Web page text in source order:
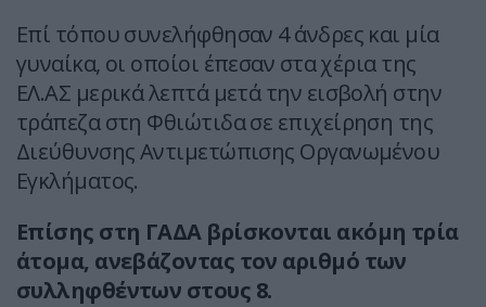
Επί τόπου συνελήφθησαν 4 άνδρες και μία
γυναίκα, οι οποίοι έπεσαν στα χέρια της
ΕΛ.ΑΣ μερικά λεπτά μετά την εισβολή στην
τράπεζα στη Φθιώτιδα σε επιχείρηση της
Διεύθυνσης Αντιμετώπισης Οργανωμένου
Εγκλήματος.
Επίσης στη ΓΑΔΑ βρίσκονται ακόμη τρία
άτομα, ανεβάζοντας τον αριθμό των
συλληφθέντων στους 8.